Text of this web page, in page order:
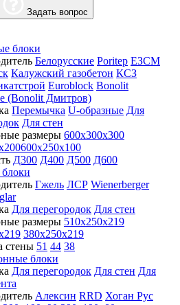
Задать вопрос
блоки
Белорусские Poritep ЕЗСМ
Калужский газобетон КСЗ
Euroblock Bonolit
(Bonolit Дмитров)
Перемычка U-образные Для
Для стен
размеры 600х300х300
600х250х100
Д300 Д400 Д500 Д600
Гжель ЛСР Wienerberger
Для перегородок Для стен
размеры 510х250х219
380х250х219
стены 51 44 38
блоки
Для перегородок Для стен Для
Алексин RRD Хоган Рус